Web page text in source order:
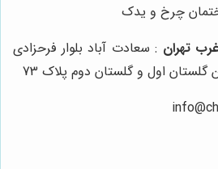
تهران : سعادت آباد بلوار فرحزادی
اول و گلستان دوم پلاک 73